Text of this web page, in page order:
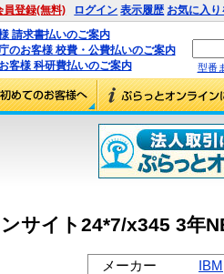
員登録(無料) ログイン 表示履歴 お気に入り
請求書払いのご案内
のお客様 校費・公費払いのご案内
客様 科研費払いのご案内
型番
サイト24*7/x345 3年
メーカー
IBM